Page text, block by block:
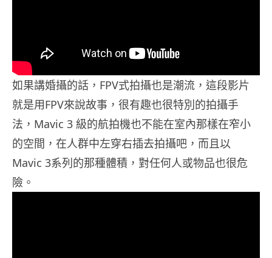
如果講婚攝的話，FPV式拍攝也是潮流，這段影片
就是用FPV來說故事，很有趣也很特別的拍攝手
法，Mavic 3 級的航拍機也不能在室內那樣在窄小
的空間，在人群中左穿右插去拍攝吧，而且以
Mavic 3系列的那種體積，對任何人或物品也很危
險。